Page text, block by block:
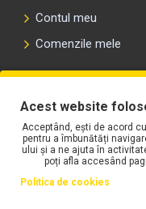
Contul meu
Comenzile mele
Acest website
Acceptând, ești de acord
pentru a îmbunătăți
ului și a ne ajuta în
poți afla accesând
Politica de cookies